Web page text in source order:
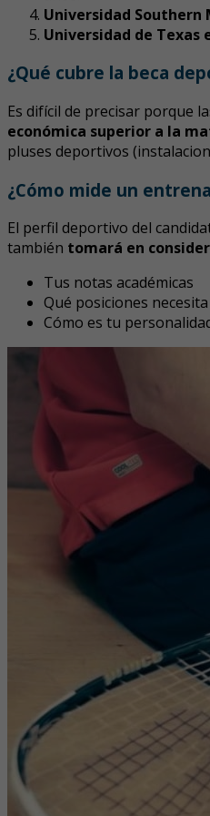
Universidad Southern
Universidad de Texas
¿Qué cubre la beca
Es difícil de precisar porque
económica superior a la
pluses deportivos
¿Cómo mide un
El perfil deportivo del
también tomará en
Tus notas académicas
Qué posiciones
Cómo es tu